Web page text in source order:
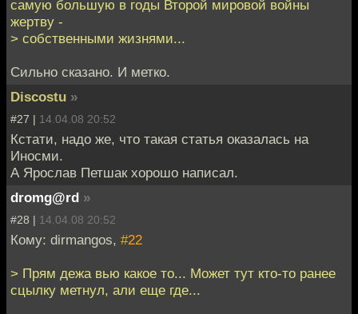
самую большую в годы Второй мировой войны
жертву -
> собственными жизнями...
Сильно сказано. И метко.
Discostu »
#27 | 14.04.08 20:52
Кстати, надо же, что такая статья оказалась на
Иносми.
А Ярослав Петшак хорошо написал.
dromg@rd »
#28 | 14.04.08 20:52
Кому: dirmangos, #22
> Прям дежа вью какое то... Может тут кто-то ранее
сцылку метнул, али еще где...